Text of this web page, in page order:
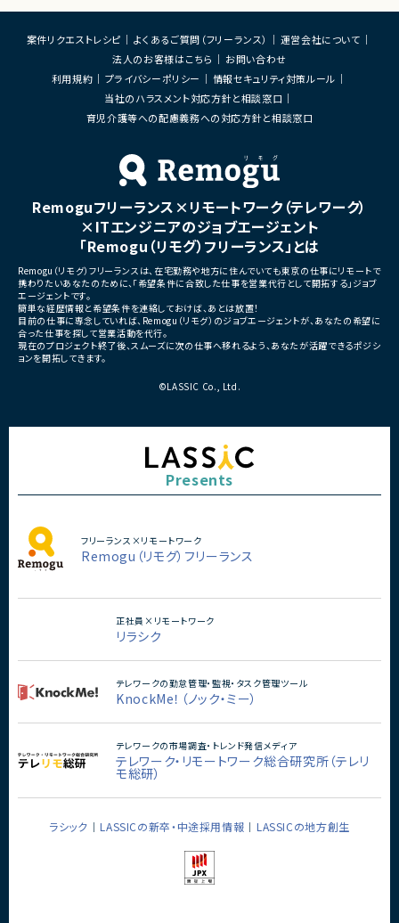
案件リクエストレシピ よくあるご質問（フリーランス）
運営会社について
法人のお客様はこちら
お問い合わせ
利用規約
プライバシーポリシー
情報セキュリティ対策ルール
当社のハラスメント対応方針と相談窓口
育児介護等への配慮義務への対応方針と相談窓口
Remoguフリーランス×リモートワーク（テレワーク）
×ITエンジニアのジョブエージェント
「Remogu（リモグ）フリーランス」とは
Remogu（リモグ）フリーランスは、在宅勤務や地方に住んでいても東京の仕事にリモートで
携わりたいあなたのために、「希望条件に合致した仕事を営業代行として開拓する」ジョブ
エージェントです。
簡単な経歴情報と希望条件を連絡しておけば、あとは放置！
目前の仕事に専念していれば、Remogu（リモグ）のジョブエージェントが、あなたの希望に
合った仕事を探して営業活動を代行。
現在のプロジェクト終了後、スムーズに次の仕事へ移れるよう、あなたが活躍できるポジシ
ョンを開拓してきます。
©LASSIC Co., Ltd.
Presents
フリーランス×リモートワーク
Remogu（リモグ）フリーランス
正社員×リモートワーク
リラシク
テレワークの勤怠管理・監視・タスク管理ツール
KnockMe！（ノック・ミー）
テレワークの市場調査・トレンド発信メディア
テレワーク・リモートワーク総合研究所（テレリ
モ総研）
ラシック LASSICの新卒・中途採用情報 LASSICの地方創生